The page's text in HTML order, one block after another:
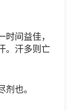
间益佳，
。汗多则亡
也。